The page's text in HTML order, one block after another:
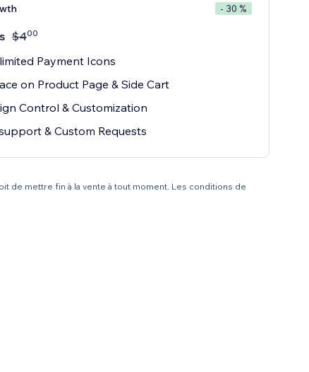
- 30 %
$400
Payment Icons
on Product Page & Side Cart
Control & Customization
& Custom Requests
de mettre fin à la vente à tout moment. Les conditions de